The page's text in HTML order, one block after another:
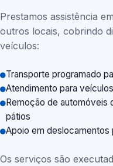
Prestamos assistência
outros locais, cobrindo
veículos:
Transporte programado
Atendimento para
Remoção de automóveis
pátios
Apoio em deslocamentos
Os serviços são